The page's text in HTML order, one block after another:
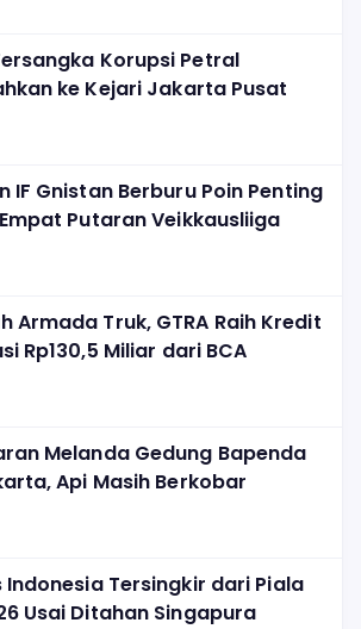
Korupsi Petral
ke Kejari Jakarta Pusat
IF Gnistan Berburu Poin Penting
Putaran Veikkausliiga
Armada Truk, GTRA Raih Kredit
Rp130,5 Miliar dari BCA
Melanda Gedung Bapenda
Api Masih Berkobar
Indonesia Tersingkir dari Piala
Usai Ditahan Singapura